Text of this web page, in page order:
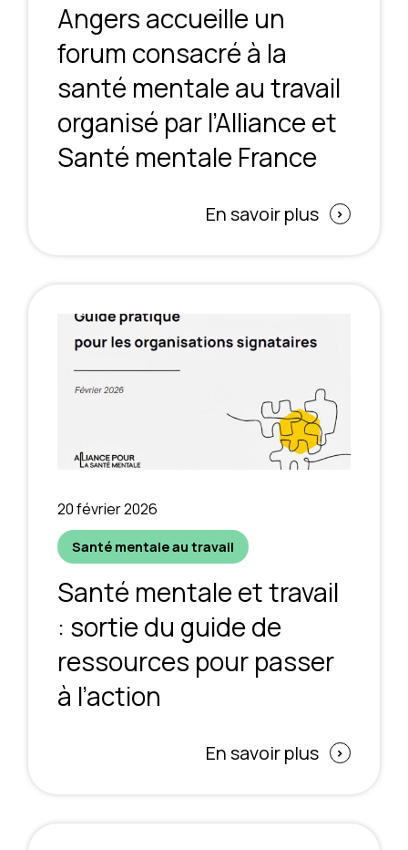
Angers accueille un
forum consacré à la
santé mentale au travail
organisé par l’Alliance et
Santé mentale France
En savoir plus
20 février 2026
Santé mentale au travail
Santé mentale et travail
: sortie du guide de
ressources pour passer
à l’action
En savoir plus